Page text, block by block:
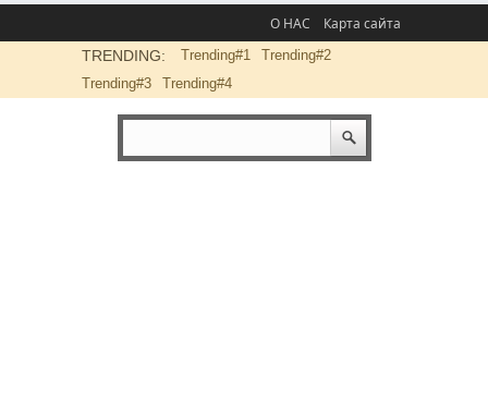
О НАС Карта сайта
TRENDING: Trending#1
Trending#2
Trending#3
Trending#4